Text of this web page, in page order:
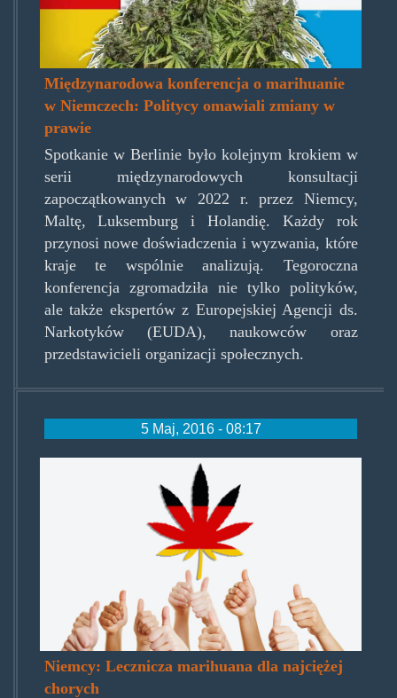
Międzynarodowa konferencja o marihuanie
w Niemczech: Politycy omawiali zmiany w
prawie
Spotkanie w Berlinie było kolejnym krokiem w
serii międzynarodowych konsultacji
zapoczątkowanych w 2022 r. przez Niemcy,
Maltę, Luksemburg i Holandię. Każdy rok
przynosi nowe doświadczenia i wyzwania, które
kraje te wspólnie analizują. Tegoroczna
konferencja zgromadziła nie tylko polityków,
ale także ekspertów z Europejskiej Agencji ds.
Narkotyków (EUDA), naukowców oraz
przedstawicieli organizacji społecznych.
5 Maj, 2016 - 08:17
german-cannabis.jpg
Niemcy: Lecznicza marihuana dla najciężej
chorych